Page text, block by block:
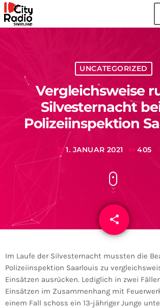
UNCATEGORIZED
Vergleichsweise
Silvesternacht
Polizeiinspektion
today 1. JANUAR 2021 405
share
email
Im Laufe der Silvesternacht mussten die
Polizeiinspektion Saarlouis zu
Einsätzen ausrücken. Lediglich in zwei
Einsätzen im Zusammenhang mit
einem Fall schoss ein 13-jähriger Junge